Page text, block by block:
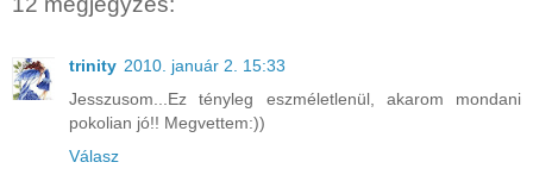
trinity 2010. január 2. 15:33
Jesszusom...Ez tényleg eszméletlenül, akarom mondani
pokolian jó!! Megvettem:))
Válasz